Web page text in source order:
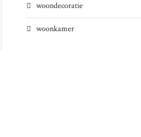
woondecoratie
woonkamer